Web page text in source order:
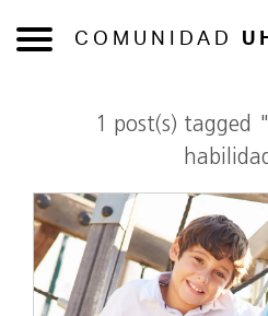
COMUNIDAD
1 post(s) tagged